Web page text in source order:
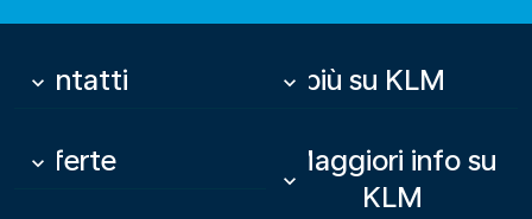
Contatti
keyboard_arrow_down Di più su KLM
keyboard_arrow_down
Offerte
keyboard_arrow_down
Maggiori info su
KLM
keyboard_arrow_down